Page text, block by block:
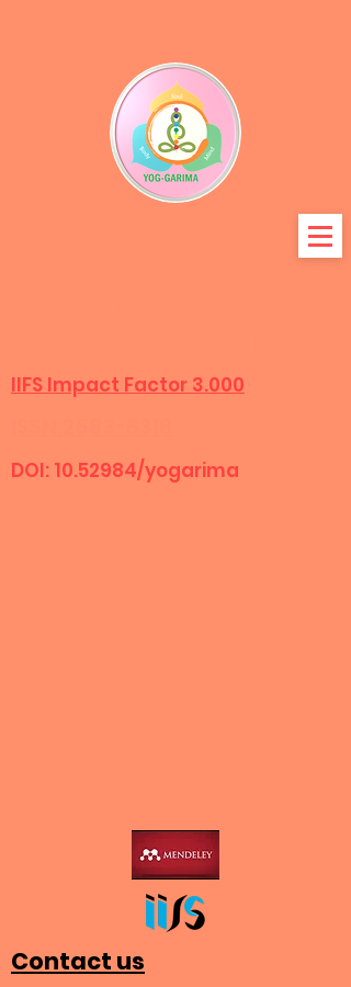
DOI: 10.52984/yogarima
IIFS Impact Factor 3.000
Contact us